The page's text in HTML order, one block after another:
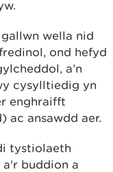
wella nid
ond hefyd
a’n
cysylltiedig yn
enghraifft
ac ansawdd aer.
tystiolaeth
buddion a